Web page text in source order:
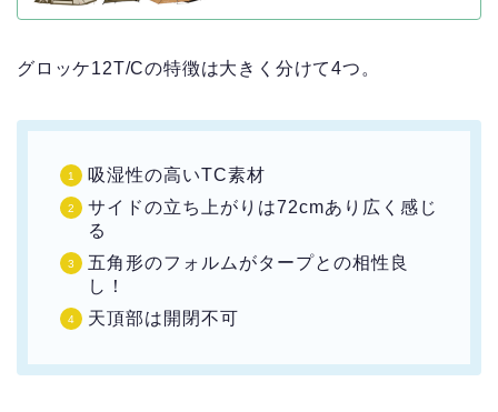
グロッケ12T/Cの特徴は大きく分けて4つ。
吸湿性の高いTC素材
サイドの立ち上がりは72cmあり広く感じ
る
五角形のフォルムがタープとの相性良
し！
天頂部は開閉不可